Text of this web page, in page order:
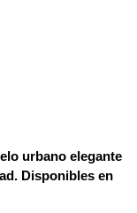
urbano elegante
Disponibles en